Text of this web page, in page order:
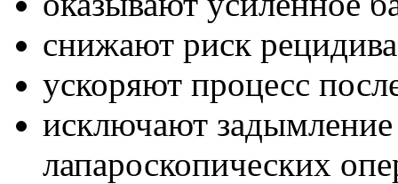
снижают риск
ускоряют процесс
исключают
лапароскопических